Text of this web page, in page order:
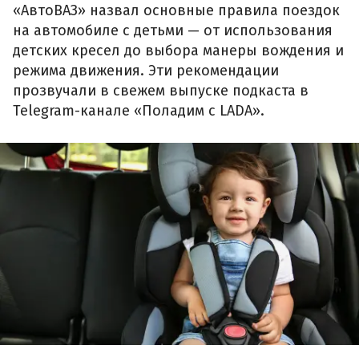
«АвтоВАЗ» назвал основные правила поездок
на автомобиле с детьми — от использования
детских кресел до выбора манеры вождения и
режима движения. Эти рекомендации
прозвучали в свежем выпуске подкаста в
Telegram-канале «Поладим с LADA».